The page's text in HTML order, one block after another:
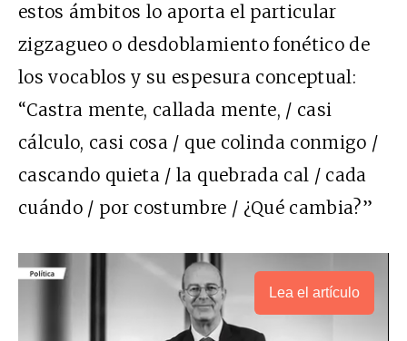
estos ámbitos lo aporta el particular
zigzagueo o desdoblamiento fonético de
los vocablos y su espesura conceptual:
“Castra mente, callada mente, / casi
cálculo, casi cosa / que colinda conmigo /
cascando quieta / la quebrada cal / cada
cuándo / por costumbre / ¿Qué cambia?”
Lea el artículo